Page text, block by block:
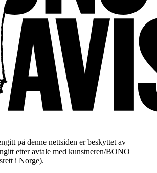
på denne nettsiden er beskyttet av
etter avtale med kunstneren/BONO
i Norge).